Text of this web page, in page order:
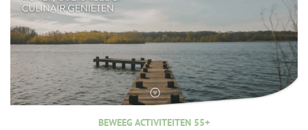
BEWEEG ACTIVITEITEN 55+